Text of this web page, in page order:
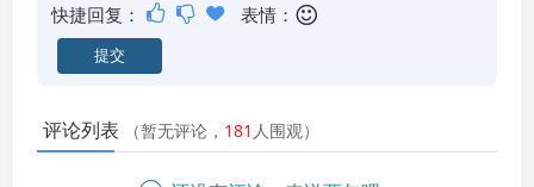
快捷回复： 表情：
评论列表 （暂无评论， 181 人围观）